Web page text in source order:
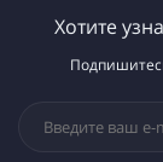
Хотите